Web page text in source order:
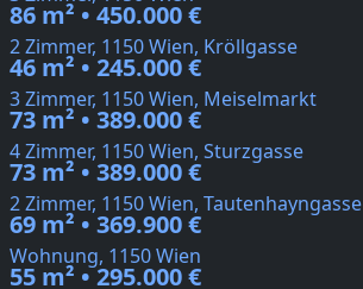
86 m² • 450.000 €
2 Zimmer, 1150 Wien, Kröllgasse
46 m² • 245.000 €
3 Zimmer, 1150 Wien, Meiselmarkt
73 m² • 389.000 €
4 Zimmer, 1150 Wien, Sturzgasse
73 m² • 389.000 €
2 Zimmer, 1150 Wien, Tautenhayngasse
69 m² • 369.900 €
Wohnung, 1150 Wien
55 m² • 295.000 €